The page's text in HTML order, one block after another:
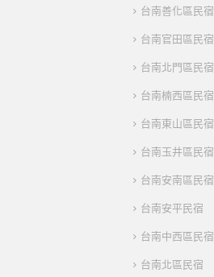
台南善化區民宿
台南官田區民宿
台南北門區民宿
台南楠西區民宿
台南東山區民宿
台南玉井區民宿
台南安南區民宿
台南安平民宿
台南中西區民宿
台南北區民宿